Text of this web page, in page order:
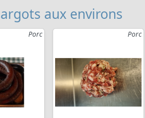
aux environs
Porc Porc